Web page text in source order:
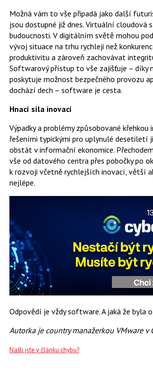
Možná vám to vše připadá jako další
jsou dostupné již dnes. Virtuální
budoucnosti. V digitálním světě mohou
vývoj situace na trhu rychleji než
produktivitu a zároveň zachovávat
Softwarový přístup to vše zajišťuje – díky
poskytuje možnost bezpečného provozu
dochází dech – software je cesta.
Hnací síla inovací
Výpadky a problémy způsobované
řešeními typickými pro uplynulé desetiletí
obstát v informační ekonomice.
vše od datového centra přes pobočky po
k rozvoji včetně rychlejších inovací, větší
nejlépe.
Odpovědí je vždy software. A jaká že byla
Autorka je country manažerkou VMware v
Našli jste v článku chybu?